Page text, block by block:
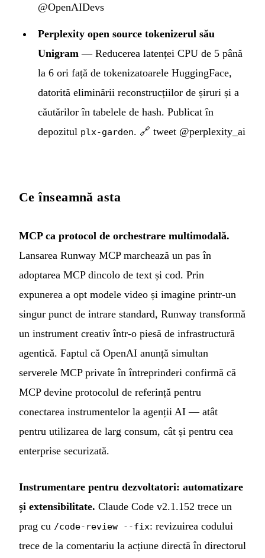
@OpenAIDevs
Perplexity open source tokenizerul său
Unigram — Reducerea latenței CPU de 5 până
la 6 ori față de tokenizatoarele HuggingFace,
datorită eliminării reconstrucțiilor de șiruri și a
căutărilor în tabelele de hash. Publicat în
depozitul plx-garden. 🔗 tweet @perplexity_ai
Ce înseamnă asta
MCP ca protocol de orchestrare multimodală.
Lansarea Runway MCP marchează un pas în
adoptarea MCP dincolo de text și cod. Prin
expunerea a opt modele video și imagine printr-un
singur punct de intrare standard, Runway transformă
un instrument creativ într-o piesă de infrastructură
agentică. Faptul că OpenAI anunță simultan
serverele MCP private în întreprinderi confirmă că
MCP devine protocolul de referință pentru
conectarea instrumentelor la agenții AI — atât
pentru utilizarea de larg consum, cât și pentru cea
enterprise securizată.
Instrumentare pentru dezvoltatori: automatizare
și extensibilitate. Claude Code v2.1.152 trece un
prag cu /code-review --fix: revizuirea codului
trece de la comentariu la acțiune directă în directorul